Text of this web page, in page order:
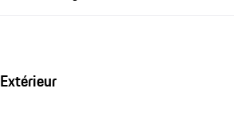
Extérieur